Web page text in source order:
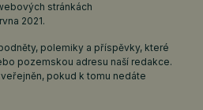
stránkách
2021.
polemiky a příspěvky, které
pozemskou adresu naší redakce.
pokud k tomu nedáte